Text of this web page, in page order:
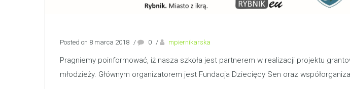
Posted on 8 marca 2018 / 0 / mpiernikarska
Pragniemy poinformować, iż nasza szkoła jest partnerem w realizacji projektu
młodzieży. Głównym organizatorem jest Fundacja Dziecięcy Sen oraz